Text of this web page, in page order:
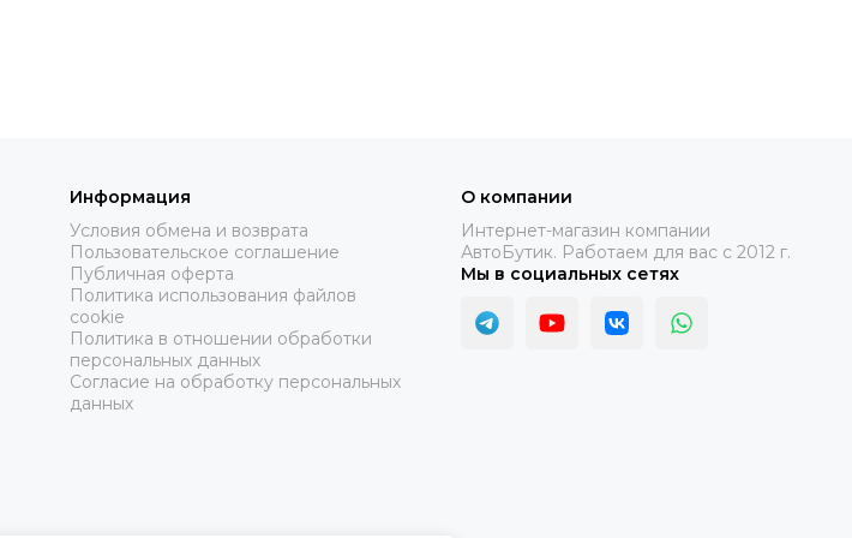
Информация
Условия обмена и возврата
Пользовательское соглашение
Публичная оферта
Политика использования файлов
cookie
Политика в отношении обработки
персональных данных
Согласие на обработку персональных
данных
О компании
Интернет-магазин компании
АвтоБутик. Работаем для вас с 2012 г.
Мы в социальных сетях